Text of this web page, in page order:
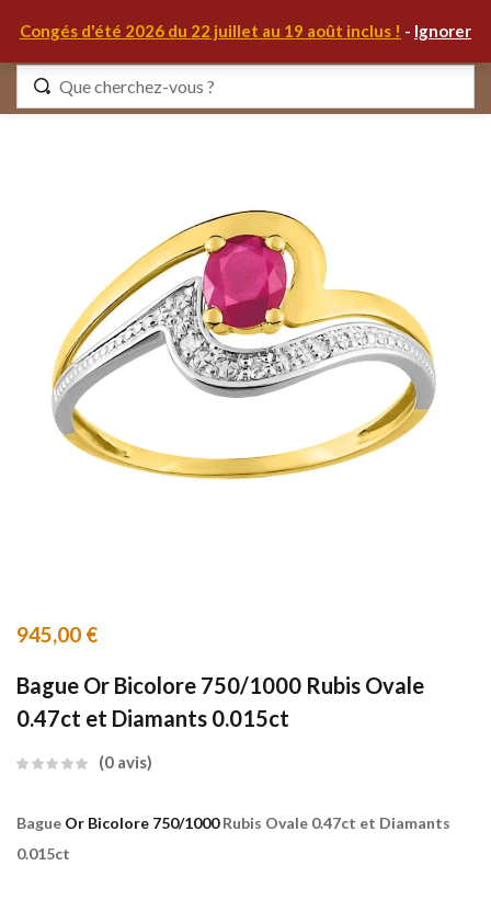
Congés d'été 2026 du 22 juillet au 19 août inclus ! - Ignorer
945,00 €
Bague Or Bicolore 750/1000 Rubis Ovale
0.47ct et Diamants 0.015ct
0 avis
Bague Or Bicolore 750/1000Rubis Ovale 0.47ct et Diamants
0.015ct
Identifiez-vous
Se souvenir de moi Mot de passe oublié ?
S'IDENTIFIER
MON COMPTE